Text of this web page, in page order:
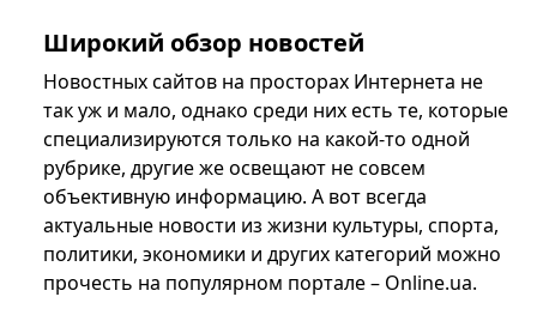
Широкий обзор новостей
Новостных сайтов на просторах Интернета не
так уж и мало, однако среди них есть те, которые
специализируются только на какой-то одной
рубрике, другие же освещают не совсем
объективную информацию. А вот всегда
актуальные новости из жизни культуры, спорта,
политики, экономики и других категорий можно
прочесть на популярном портале – Online.ua.